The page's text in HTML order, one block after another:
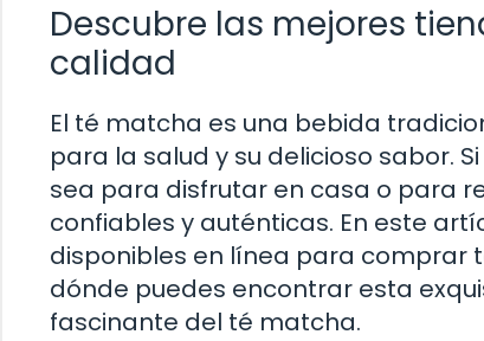
Descubre las mejores
calidad
El té matcha es una bebida
para la salud y su delicioso sabor.
sea para disfrutar en casa o para
confiables y auténticas. En este
disponibles en línea para comprar
dónde puedes encontrar esta
fascinante del té matcha.